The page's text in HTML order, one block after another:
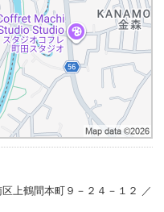
上鶴間本町９－２４－１２ ／